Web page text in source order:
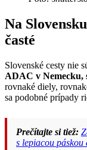
Na
časté
Slovenské cesty nie
ADAC v Nemecku,
rovnaké diely,
sa podobné prípady
Prečítajte si tiež:
s lepiacou páskou